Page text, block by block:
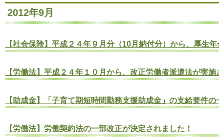
2012年9月
【社会保険】平成２４年９月分（10月納付分）から、厚生
【労働法】平成２４年１０月から、改正労働者派遣法が実施
【助成金】「子育て期短時間勤務支援助成金」の支給要件の
【労働法】労働契約法の一部改正が決定されました！